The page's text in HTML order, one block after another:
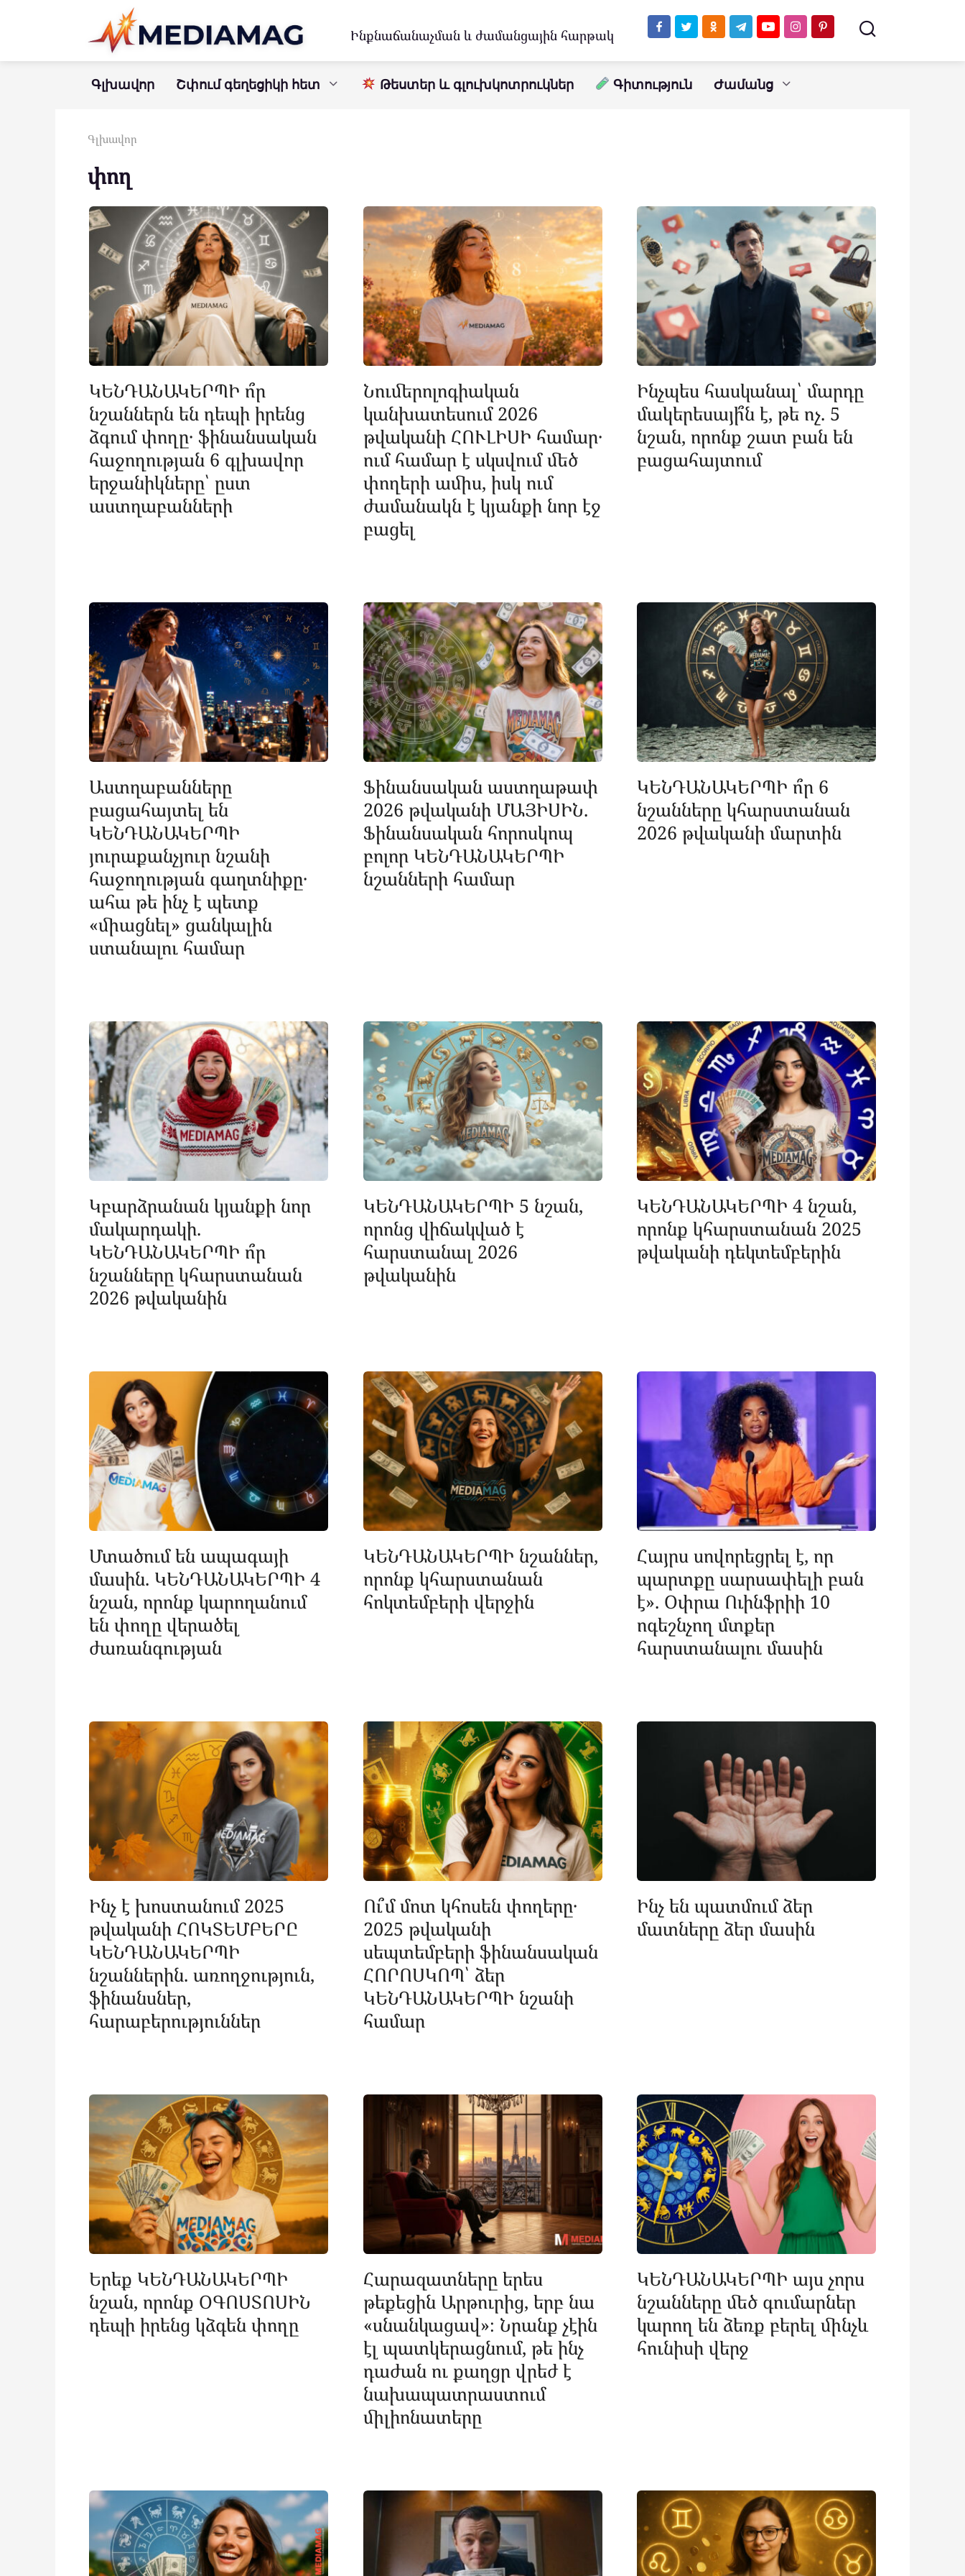
Ինքնաճանաչման և ժամանցային հարթակ
Գլխավոր Շփում գեղեցիկի հետ Թեստեր և գլուխկոտրուկներ Գիտություն Ժամանց
Գլխավոր
փող
ԿԵՆԴԱՆԱԿԵՐՊԻ ո՞ր
նշաններն են դեպի իրենց
ձգում փողը․ ֆինանսական
հաջողության 6 գլխավոր
երջանիկները՝ ըստ
աստղաբանների
Նումերոլոգիական
կանխատեսում 2026
թվականի ՀՈՒԼԻՍԻ համար․
ում համար է սկսվում մեծ
փողերի ամիս, իսկ ում
ժամանակն է կյանքի նոր էջ
բացել
Ինչպես հասկանալ՝ մարդը
մակերեսայի՞ն է, թե ոչ. 5
նշան, որոնք շատ բան են
բացահայտում
Աստղաբանները
բացահայտել են
ԿԵՆԴԱՆԱԿԵՐՊԻ
յուրաքանչյուր նշանի
հաջողության գաղտնիքը․
ահա թե ինչ է պետք
«միացնել» ցանկալին
ստանալու համար
Ֆինանսական աստղաթափ
2026 թվականի ՄԱՅԻՍԻՆ.
Ֆինանսական հորոսկոպ
բոլոր ԿԵՆԴԱՆԱԿԵՐՊԻ
նշանների համար
ԿԵՆԴԱՆԱԿԵՐՊԻ ո՞ր 6
նշանները կհարստանան
2026 թվականի մարտին
Կբարձրանան կյանքի նոր
մակարդակի.
ԿԵՆԴԱՆԱԿԵՐՊԻ ո՞ր
նշանները կհարստանան
2026 թվականին
ԿԵՆԴԱՆԱԿԵՐՊԻ 5 նշան,
որոնց վիճակված է
հարստանալ 2026
թվականին
ԿԵՆԴԱՆԱԿԵՐՊԻ 4 նշան,
որոնք կհարստանան 2025
թվականի դեկտեմբերին
Մտածում են ապագայի
մասին. ԿԵՆԴԱՆԱԿԵՐՊԻ 4
նշան, որոնք կարողանում
են փողը վերածել
ժառանգության
ԿԵՆԴԱՆԱԿԵՐՊԻ նշաններ,
որոնք կհարստանան
հոկտեմբերի վերջին
Հայրս սովորեցրել է, որ
պարտքը սարսափելի բան
է». Օփրա Ուինֆրիի 10
ոգեշնչող մտքեր
հարստանալու մասին
Ինչ է խոստանում 2025
թվականի ՀՈԿՏԵՄԲԵՐԸ
ԿԵՆԴԱՆԱԿԵՐՊԻ
նշաններին. առողջություն,
ֆինանսներ,
հարաբերություններ
Ու՞մ մոտ կհոսեն փողերը․
2025 թվականի
սեպտեմբերի ֆինանսական
ՀՈՐՈՍԿՈՊ՝ ձեր
ԿԵՆԴԱՆԱԿԵՐՊԻ նշանի
համար
Ինչ են պատմում ձեր
մատները ձեր մասին
Երեք ԿԵՆԴԱՆԱԿԵՐՊԻ
նշան, որոնք ՕԳՈՍՏՈՍԻՆ
դեպի իրենց կձգեն փողը
Հարազատները երես
թեքեցին Արթուրից, երբ նա
«սնանկացավ»։ Նրանք չէին
էլ պատկերացնում, թե ինչ
դաժան ու քաղցր վրեժ է
նախապատրաստում
միլիոնատերը
ԿԵՆԴԱՆԱԿԵՐՊԻ այս չորս
նշանները մեծ գումարներ
կարող են ձեռք բերել մինչև
հունիսի վերջ